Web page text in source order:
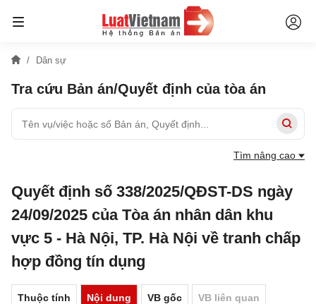
Dân sự
Tra cứu Bản án/Quyết định của tòa án
Tìm nâng cao
Quyết định số 338/2025/QĐST-DS ngày
24/09/2025 của Tòa án nhân dân khu
vực 5 - Hà Nội, TP. Hà Nội về tranh chấp
hợp đồng tín dụng
Thuộc tính Nội dung VB gốc VB liên quan